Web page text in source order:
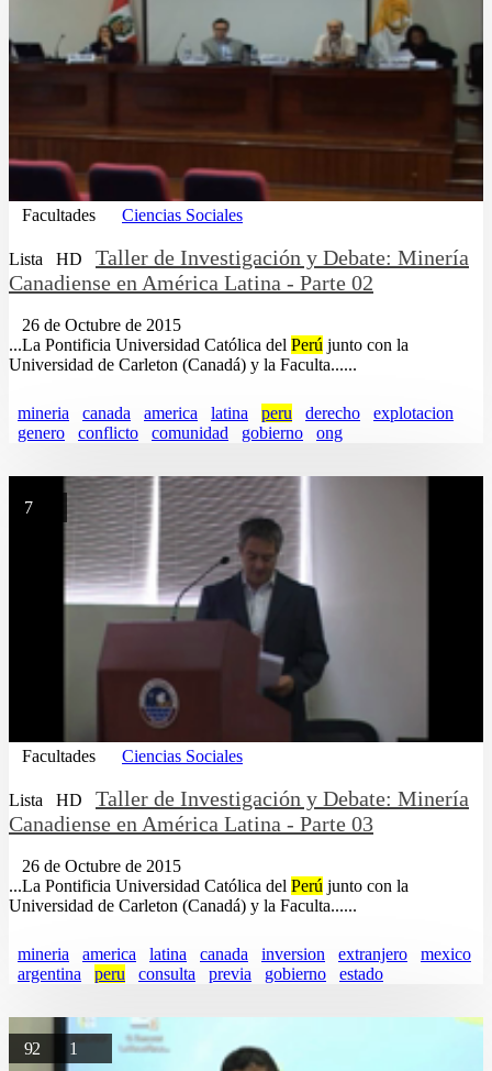
Facultades Ciencias Sociales
Lista HD
Taller de Investigación y Debate: Minería
Canadiense en América Latina - Parte 02
26 de Octubre de 2015
...La Pontificia Universidad Católica del Perú junto con la
Universidad de Carleton (Canadá) y la Faculta......
mineria canada america latina peru derecho
explotacion
genero
conflicto comunidad gobierno ong
7
Facultades Ciencias Sociales
Lista HD
Taller de Investigación y Debate: Minería
Canadiense en América Latina - Parte 03
26 de Octubre de 2015
...La Pontificia Universidad Católica del Perú junto con la
Universidad de Carleton (Canadá) y la Faculta......
mineria america latina canada inversion extranjero
mexico
argentina
peru consulta previa gobierno estado
92 1